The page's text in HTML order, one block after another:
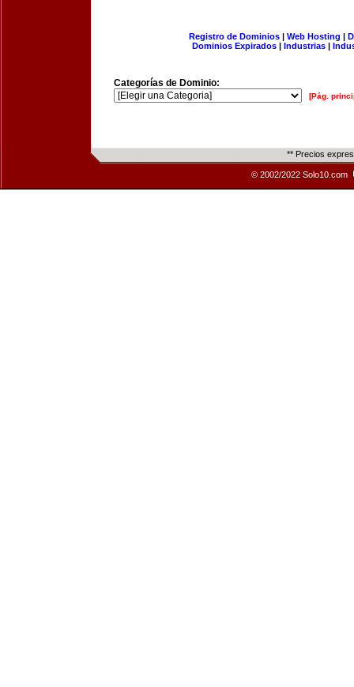
Registro de Dominios| Web Hosting |
Dominios Expirados | Industrias |
Categorías de Dominio:
[Pág.
** Precios
© 2002/2022 Solo10.com